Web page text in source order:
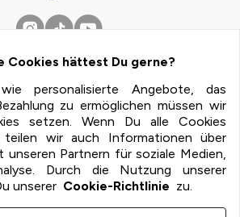
Cookies hättest Du gerne?
personalisierte Angebote, das
zu ermöglichen müssen wir
setzen. Wenn Du alle Cookies
teilen wir auch Informationen über
unseren Partnern für soziale Medien,
Durch die Nutzung unserer
unserer Cookie-Richtlinie zu.
Sichere Zahlung mit: